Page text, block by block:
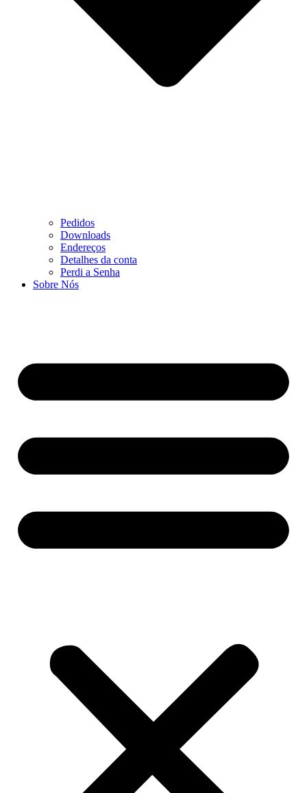
Pedidos
Downloads
Endereços
Detalhes da conta
Perdi a Senha
Sobre Nós